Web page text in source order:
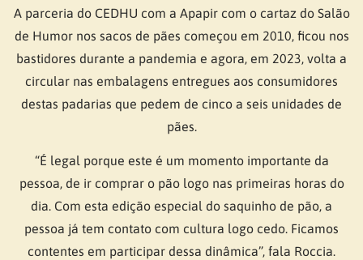
A parceria do CEDHU com a Apapir com o cartaz do Salão
de Humor nos sacos de pães começou em 2010, ficou nos
bastidores durante a pandemia e agora, em 2023, volta a
circular nas embalagens entregues aos consumidores
destas padarias que pedem de cinco a seis unidades de
pães.
“É legal porque este é um momento importante da
pessoa, de ir comprar o pão logo nas primeiras horas do
dia. Com esta edição especial do saquinho de pão, a
pessoa já tem contato com cultura logo cedo. Ficamos
contentes em participar dessa dinâmica”, fala Roccia.